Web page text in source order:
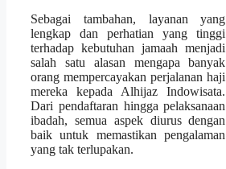
Sebagai tambahan, layanan yang
lengkap dan perhatian yang tinggi
terhadap kebutuhan jamaah menjadi
salah satu alasan mengapa banyak
orang mempercayakan perjalanan haji
mereka kepada Alhijaz Indowisata.
Dari pendaftaran hingga pelaksanaan
ibadah, semua aspek diurus dengan
baik untuk memastikan pengalaman
yang tak terlupakan.